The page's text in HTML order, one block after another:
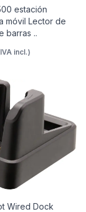
estación
móvil Lector de
barras ..
incl.)
Wired Dock